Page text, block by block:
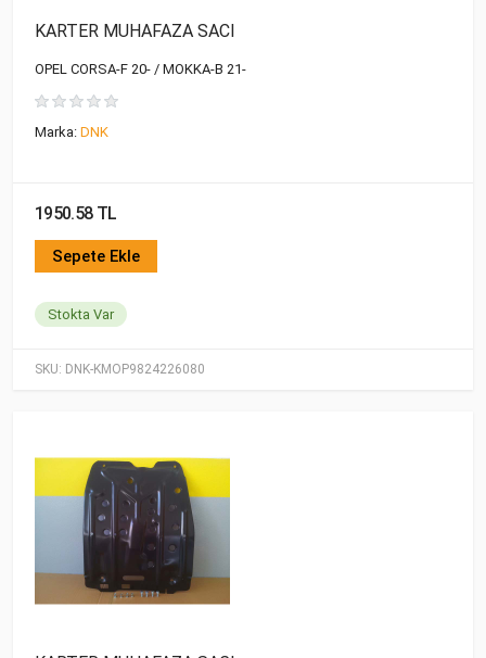
SKU: DNK-KMOP9824226080
KARTER MUHAFAZA SACI
OPEL CORSA-F 20- / MOKKA-B 21-
Marka: DNK
1950.58 TL
Sepete Ekle
Stokta Var